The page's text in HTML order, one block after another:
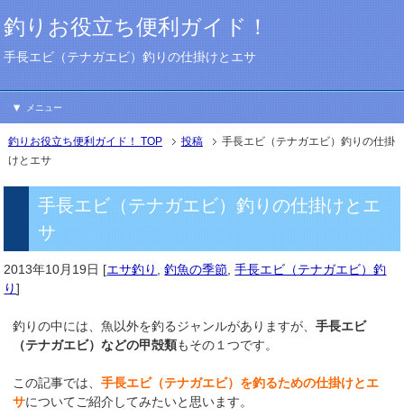
釣りお役立ち便利ガイド！
手長エビ（テナガエビ）釣りの仕掛けとエサ
メニュー
釣りお役立ち便利ガイド！ TOP 投稿
手長エビ（テナガエビ）釣りの仕掛
けとエサ
手長エビ（テナガエビ）釣りの仕掛けとエ
サ
2013年10月19日 [エサ釣り ,釣魚の季節 ,手長エビ（テナガエビ）釣
り]
釣りの中には、魚以外を釣るジャンルがありますが、手長エビ
（テナガエビ）などの甲殻類もその１つです。
この記事では、手長エビ（テナガエビ）を釣るための仕掛けとエ
サについてご紹介してみたいと思います。